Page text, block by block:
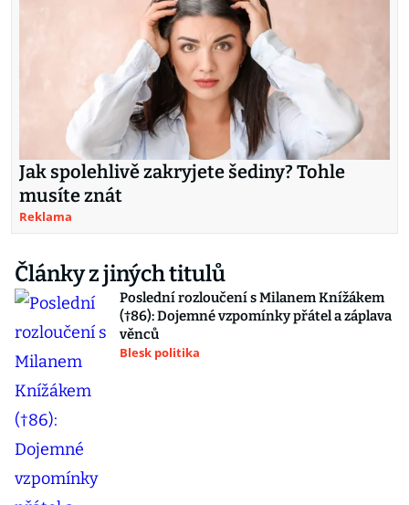
Jak spolehlivě zakryjete šediny? Tohle
musíte znát
Reklama
Články z jiných titulů
Poslední rozloučení s Milanem Knížákem
(†86): Dojemné vzpomínky přátel a záplava
věnců
Blesk politika